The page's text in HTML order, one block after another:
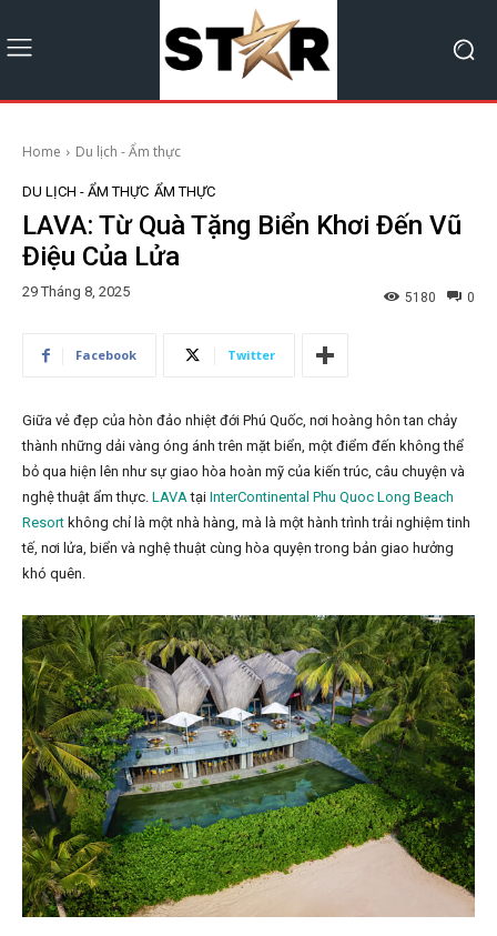
Home Du lịch - Ẩm thực
DU LỊCH - ẨM THỰC ẨM THỰC
LAVA: Từ Quà Tặng Biển Khơi Đến Vũ
Điệu Của Lửa
29 Tháng 8, 2025 0
5180
Facebook Twitter
Giữa vẻ đẹp của hòn đảo nhiệt đới Phú Quốc, nơi hoàng hôn tan chảy
thành những dải vàng óng ánh trên mặt biển, một điểm đến không thể
bỏ qua hiện lên như sự giao hòa hoàn mỹ của kiến trúc, câu chuyện và
nghệ thuật ẩm thực. LAVAtại InterContinental Phu Quoc Long Beach
Resort không chỉ là một nhà hàng, mà là một hành trình trải nghiệm tinh
tế, nơi lửa, biển và nghệ thuật cùng hòa quyện trong bản giao hưởng
khó quên.